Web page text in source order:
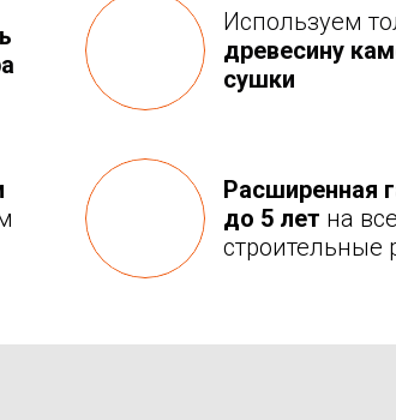
Используем
древесину
сушки
Расширенная
до 5лет на все
строительные